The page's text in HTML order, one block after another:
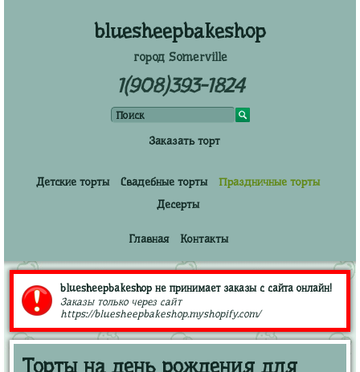
bluesheepbakeshop
город Somerville
1(908)393-1824
Заказать торт
Детские торты Свадебные торты
Праздничные торты
Десерты
Главная Контакты
bluesheepbakeshop не принимает заказы с сайта онлайн!
Заказы только через сайт
https://bluesheepbakeshop.myshopify.com/
Торты на день рождения для